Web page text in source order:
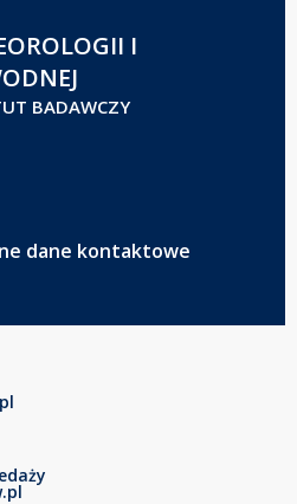
I
BADAWCZY
dane kontaktowe